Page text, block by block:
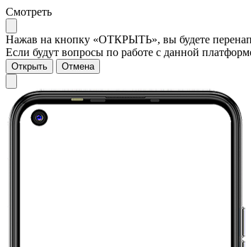
Смотреть
Нажав на кнопку «ОТКРЫТЬ», вы будете
Если будут вопросы по работе с данной
Открыть Отмена